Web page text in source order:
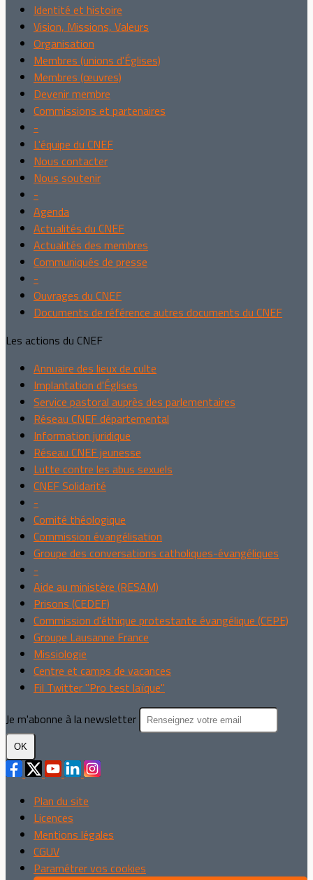
Identité et histoire
Vision, Missions, Valeurs
Organisation
Membres (unions d'Églises)
Membres (œuvres)
Devenir membre
Commissions et partenaires
-
L'équipe du CNEF
Nous contacter
Nous soutenir
-
Agenda
Actualités du CNEF
Actualités des membres
Communiqués de presse
-
Ouvrages du CNEF
Documents de référence autres documents du CNEF
Les actions du CNEF
Annuaire des lieux de culte
Implantation d'Églises
Service pastoral auprès des parlementaires
Réseau CNEF départemental
Information juridique
Réseau CNEF jeunesse
Lutte contre les abus sexuels
CNEF Solidarité
-
Comité théologique
Commission évangélisation
Groupe des conversations catholiques-évangéliques
-
Aide au ministère (RESAM)
Prisons (CEDEF)
Commission d'éthique protestante évangélique (CEPE)
Groupe Lausanne France
Missiologie
Centre et camps de vacances
Fil Twitter "Pro test laïque"
Je m'abonne à la newsletter
OK
Plan du site
Licences
Mentions légales
CGUV
Paramétrer vos cookies